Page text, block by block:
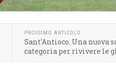
PROSSIMO ARTICOLO
Sant'Antioco. Una nuova
categoria per rivivere le